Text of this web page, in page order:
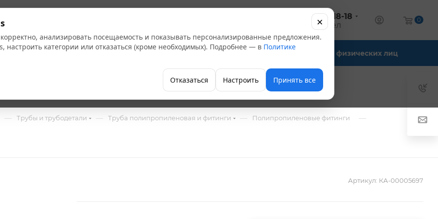
+7 (347) 246-18-18
оптовый отдел
0
Бренды Компания Офис-склады Для физических лиц
— Трубы и трубодетали — Труба полипропиленовая и фитинги — Полипропиленовые фитинги —
Артикул: КА-00005697
анализировать посещаемость и показывать персонализированные предложения.
настроить категории или отказаться (кроме необходимых). Подробнее — в Политике
Отказаться Настроить Принять все
×